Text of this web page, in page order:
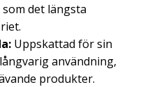
som det längsta
Uppskattad för sin
användning,
produkter.